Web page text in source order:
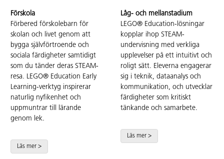
Förskola
Förbered förskolebarn för
skolan och livet genom att
bygga självförtroende och
sociala färdigheter samtidigt
som du tänder deras STEAM-
resa. LEGO® Education Early
Learning-verktyg inspirerar
naturlig nyfikenhet och
uppmuntrar till lärande
genom lek.
Läs mer >
Låg- och mellanstadium
LEGO® Education-lösningar
kopplar ihop STEAM-
undervisning med verkliga
upplevelser på ett intuitivt och
roligt sätt. Eleverna engagerar
sig i teknik, dataanalys och
kommunikation, och utvecklar
färdigheter som kritiskt
tänkande och samarbete.
Läs mer >